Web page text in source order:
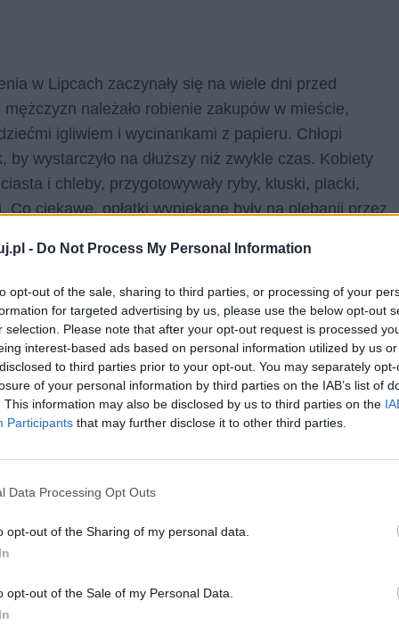
- Do Not Process My Personal Information
opt-out of the sale, sharing to third parties, or processing of your
for targeted advertising by us, please use the below opt-out
selection. Please note that after your opt-out request is processed
interest-based ads based on personal information utilized by us
to third parties prior to your opt-out. You may separately
of your personal information by third parties on the IAB’s list of
This information may also be disclosed by us to third parties on the
Participants that may further disclose it to other third parties.
Data Processing Opt Outs
opt-out of the Sharing of my personal data.
opt-out of the Sale of my Personal Data.
w Lipcach zaczynały się na wiele dni przed
należało robienie zakupów w mieście,
igliwiem i wycinankami z papieru. Chłopi
wystarczyło na dłuższy niż zwykle czas. Kobiety
i chleby, przygotowywały ryby, kluski, placki,
ciekawe, opłatki wypiekane były na plebanii przez
kolędników.
z niecierpliwością wyczekiwali na pierwszą
sianem stołu i rozpocząć wieczerzę. Ta była
Najpierw jednak łamano się opłatkiem i składano
również przydomowe bydło, np. krowy, co
po kolacji odczytywano również fragmenty z Biblii
wszyscy oczekiwali na nadejście nocy, gdyż
msza bożonarodzeniowa, nazywana pasterką. Na
gdyż była to uroczystość równie ważna co
się okres Bożego Narodzenia, śpiewano kolędy, a
nie gorzej niż wiejskie chałupy, wrażenie robił
świątyni specjalnie na tę okazję. Po nabożeństwie
spędzić na odpoczynku w gronie rodziny i